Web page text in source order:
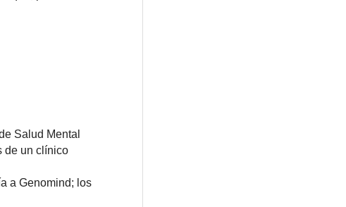
Salud Mental
de un clínico
a Genomind; los